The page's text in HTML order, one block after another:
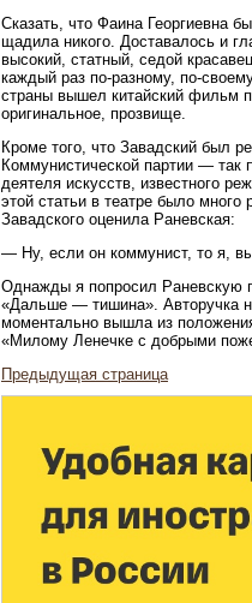
Сказать, что Фаина Георгиевна
щадила никого. Доставалось и
высокий, статный, седой
каждый раз по-разному, по-
страны вышел китайский фильм
оригинальное, прозвище.
Кроме того, что Завадский был
Коммунистической партии — так
деятеля искусств, известного
этой статьи в театре было много
Завадского оценила Раневская:
— Ну, если он коммунист, то я,
Однажды я попросил Раневскую
«Дальше — тишина». Авторучка
моментально вышла из
«Милому Ленечке с добрыми
Предыдущая страница